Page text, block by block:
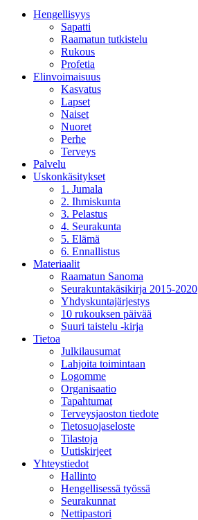
Hengellisyys
Sapatti
Raamatun tutkistelu
Rukous
Profetia
Elinvoimaisuus
Kasvatus
Lapset
Naiset
Nuoret
Perhe
Terveys
Palvelu
Uskonkäsitykset
1. Jumala
2. Ihmiskunta
3. Pelastus
4. Seurakunta
5. Elämä
6. Ennallistus
Materiaalit
Raamatun Sanoma
Seurakuntakäsikirja 2015-2020
Yhdyskuntajärjestys
10 rukouksen päivää
Suuri taistelu -kirja
Tietoa
Julkilausumat
Lahjoita toimintaan
Logomme
Organisaatio
Tapahtumat
Terveysjaoston tiedote
Tietosuojaseloste
Tilastoja
Uutiskirjeet
Yhteystiedot
Hallinto
Hengellisessä työssä
Seurakunnat
Nettipastori